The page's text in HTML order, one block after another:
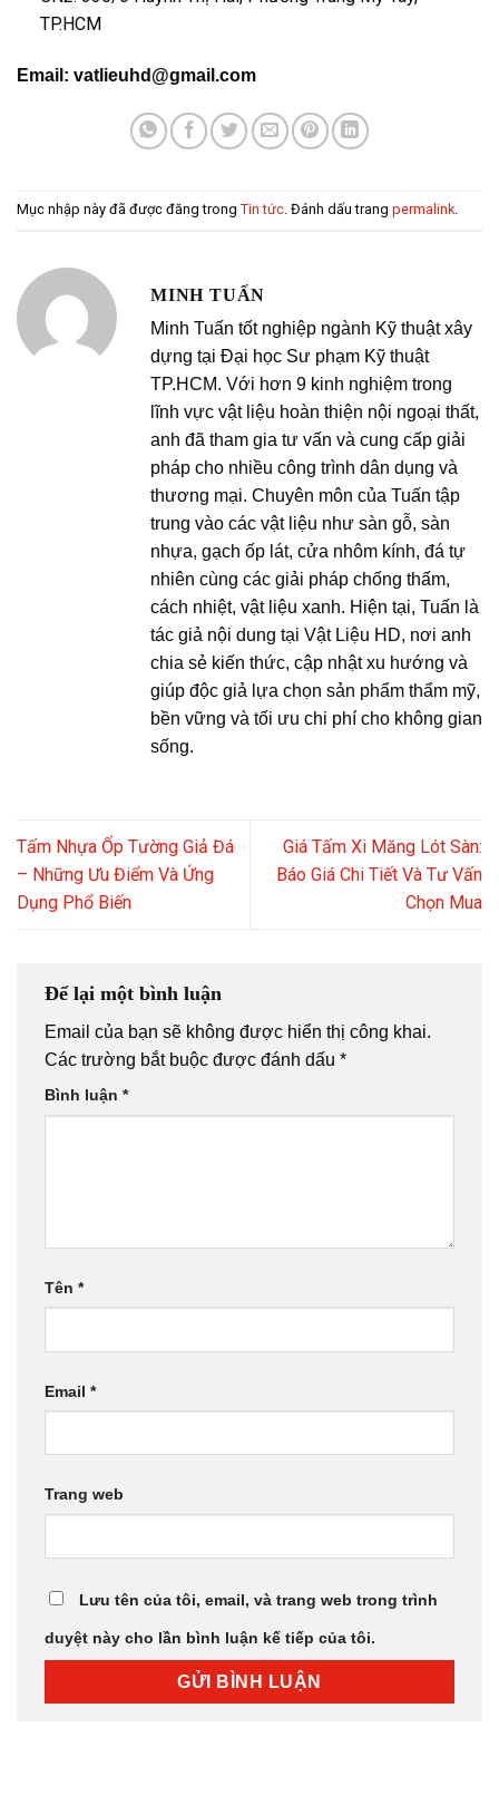
TP.HCM
Email: vatlieuhd@gmail.com
Mục nhập này đã được đăng trong Tin tức. Đánh dấu trang permalink.
MINH TUẤN
Minh Tuấn tốt nghiệp ngành Kỹ thuật xây
dựng tại Đại học Sư phạm Kỹ thuật
TP.HCM. Với hơn 9 kinh nghiệm trong
lĩnh vực vật liệu hoàn thiện nội ngoại thất,
anh đã tham gia tư vấn và cung cấp giải
pháp cho nhiều công trình dân dụng và
thương mại. Chuyên môn của Tuấn tập
trung vào các vật liệu như sàn gỗ, sàn
nhựa, gạch ốp lát, cửa nhôm kính, đá tự
nhiên cùng các giải pháp chống thấm,
cách nhiệt, vật liệu xanh. Hiện tại, Tuấn là
tác giả nội dung tại Vật Liệu HD, nơi anh
chia sẻ kiến thức, cập nhật xu hướng và
giúp độc giả lựa chọn sản phẩm thẩm mỹ,
bền vững và tối ưu chi phí cho không gian
sống.
Tấm Nhựa Ốp Tường Giả Đá
– Những Ưu Điểm Và Ứng
Dụng Phổ Biến
Giá Tấm Xi Măng Lót Sàn:
Báo Giá Chi Tiết Và Tư Vấn
Chọn Mua
Để lại một bình luận
Email của bạn sẽ không được hiển thị công khai.
Các trường bắt buộc được đánh dấu *
Bình luận *
Tên *
Email *
Trang web
Lưu tên của tôi, email, và trang web trong trình
duyệt này cho lần bình luận kế tiếp của tôi.